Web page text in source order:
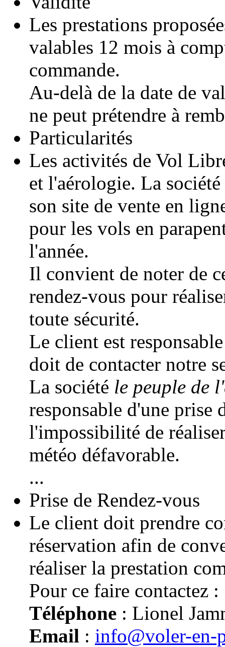
Les prestations
valables 12 mois à
commande.
Au-delà de la date de
ne peut prétendre à
Particularités
Les activités de Vol
et l'aérologie. La société
son site de vente en
pour les vols en
l'année.
Il convient de noter de
rendez-vous pour
toute sécurité.
Le client est
doit de contacter notre
La société le peuple de
responsable d'une prise
l'impossibilité de
météo défavorable.
...
Prise de Rendez-vous
Le client doit prendre
réservation afin de
réaliser la prestation
Pour ce faire contactez :
Téléphone : Lionel
Email : info@voler-en-